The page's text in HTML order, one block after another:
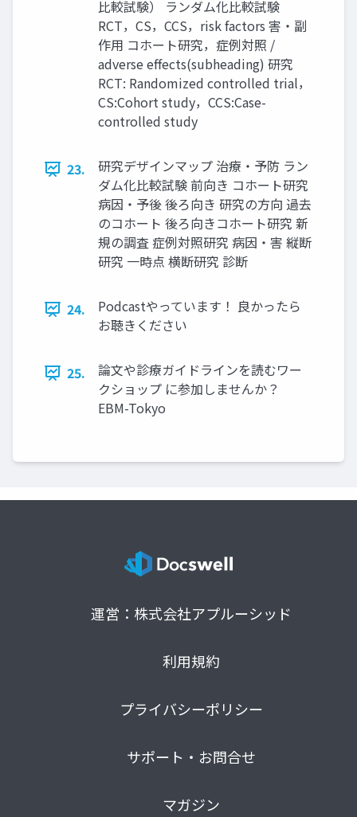
比較試験） ランダム化比較試験
RCT，CS，CCS，risk factors 害・副
作用 コホート研究，症例対照 /
adverse effects(subheading) 研究
RCT: Randomized controlled trial，
CS:Cohort study，CCS:Case-
controlled study
23.
研究デザインマップ 治療・予防 ラン
ダム化比較試験 前向き コホート研究
病因・予後 後ろ向き 研究の方向 過去
のコホート 後ろ向きコホート研究 新
規の調査 症例対照研究 病因・害 縦断
研究 一時点 横断研究 診断
24.
Podcastやっています！ 良かったら
お聴きください
25.
論文や診療ガイドラインを読むワー
クショップ に参加しませんか？
EBM-Tokyo
運営：株式会社アプルーシッド
利用規約
プライバシーポリシー
サポート・お問合せ
マガジン